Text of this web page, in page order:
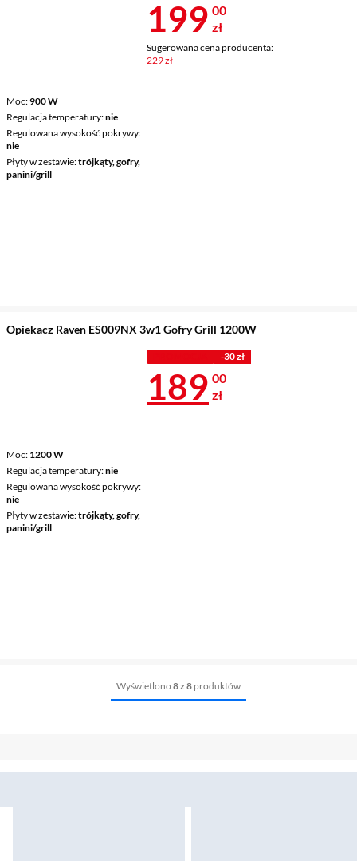
Moc 900 W
Regulacja temperatury nie
Regulowana wysokość pokrywy
nie
Płyty w zestawie trójkąty, gofry,
panini/grill
Cena 199 zł
199 00
zł
Sugerowana cena producenta:
229 zł
Opiekacz Raven ES009NX 3w1 Gofry Grill 1200W
Moc 1200 W
Regulacja temperatury nie
Regulowana wysokość pokrywy
nie
Płyty w zestawie trójkąty, gofry,
panini/grill
-30 zł
Cena 189 zł
189 00
zł
Wyświetlono 8 z 8 produktów